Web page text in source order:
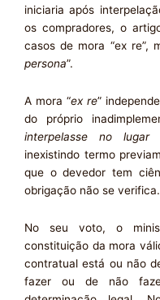
iniciaria após
os compradores, o
casos de mora “ex re”,
persona”.
A mora “ex re”
do próprio
interpelasse no lugar
inexistindo termo
que o devedor tem
obrigação não se verifica.
No seu voto, o
constituição da mora
contratual está ou não
fazer ou de não